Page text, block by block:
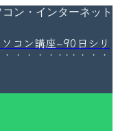
ン・インターネット
コン講座~90日シリ